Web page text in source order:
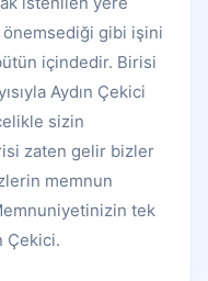
önemsediği gibi işini
içindedir. Birisi
Aydın Çekici
sizin
zaten gelir bizler
memnun
tek
Çekici.